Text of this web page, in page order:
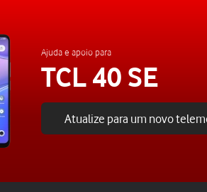
Ajuda e apoio para
TCL 40 SE
Atualize para um novo